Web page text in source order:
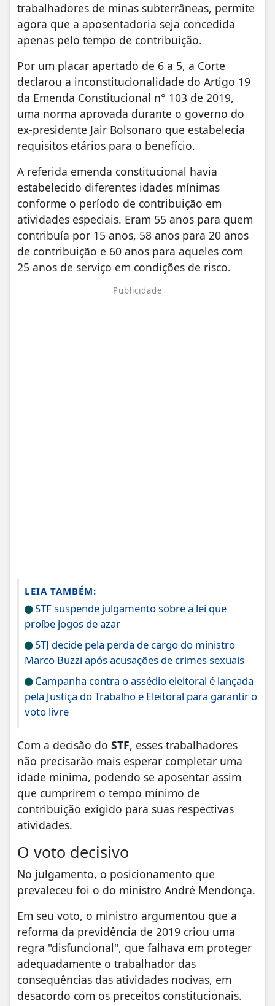
trabalhadores de minas subterrâneas, permite
agora que a aposentadoria seja concedida
apenas pelo tempo de contribuição.
Por um placar apertado de 6 a 5, a Corte
declarou a inconstitucionalidade do Artigo 19
da Emenda Constitucional n° 103 de 2019,
uma norma aprovada durante o governo do
ex-presidente Jair Bolsonaro que estabelecia
requisitos etários para o benefício.
A referida emenda constitucional havia
estabelecido diferentes idades mínimas
conforme o período de contribuição em
atividades especiais. Eram 55 anos para quem
contribuía por 15 anos, 58 anos para 20 anos
de contribuição e 60 anos para aqueles com
25 anos de serviço em condições de risco.
Publicidade
LEIA TAMBÉM:
STF suspende julgamento sobre a lei que
proíbe jogos de azar
STJ decide pela perda de cargo do ministro
Marco Buzzi após acusações de crimes sexuais
Campanha contra o assédio eleitoral é lançada
pela Justiça do Trabalho e Eleitoral para garantir o
voto livre
Com a decisão do STF, esses trabalhadores
não precisarão mais esperar completar uma
idade mínima, podendo se aposentar assim
que cumprirem o tempo mínimo de
contribuição exigido para suas respectivas
atividades.
O voto decisivo
No julgamento, o posicionamento que
prevaleceu foi o do ministro André Mendonça.
Em seu voto, o ministro argumentou que a
reforma da previdência de 2019 criou uma
regra "disfuncional", que falhava em proteger
adequadamente o trabalhador das
consequências das atividades nocivas, em
desacordo com os preceitos constitucionais.